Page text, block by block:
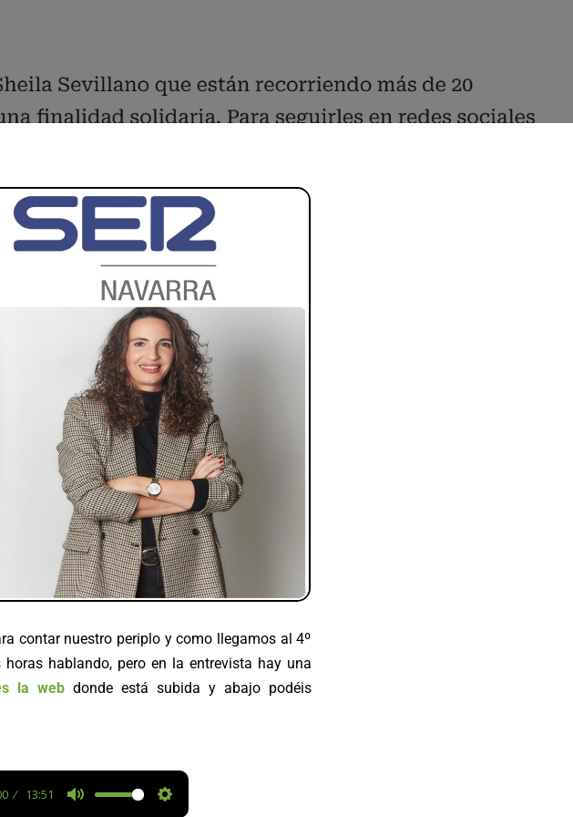
contar nuestro periplo y como llegamos al 4º
hablando, pero en la entrevista hay una
la webdonde está subida y abajo podéis
13:51